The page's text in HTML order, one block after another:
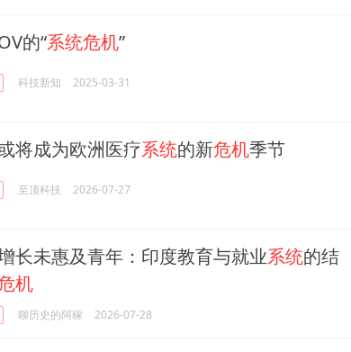
的“系统危机”
科技新知 2025-03-31
将成为欧洲医疗系统的新危机季节
至顶科技 2026-07-27
长未惠及青年：印度教育与就业系统的结
机
聊历史的阿稼 2026-07-28